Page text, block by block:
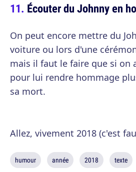
Écouter du Johnny en
On peut encore mettre du
voiture ou lors d'une
mais il faut le faire que si on
pour lui rendre hommage
sa mort.
Allez, vivement 2018 (c'est
humour année 2018 texte